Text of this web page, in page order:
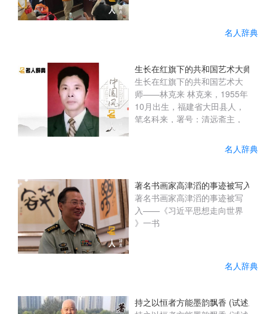
迢来到会理县残联开展爱心助
式。在会理县残联的倡议支持
下，通过对接四川爱溢达飞洪
健康管理有限公司、成都青年
领秀企业管理咨询有限公司
后，两家企业积极响应为县残
名人辞典
生长在红旗下的共和国艺术大师
生长在红旗下的共和国艺术大
师——林克来 林克来，1955年
10月出生，福建省大田县人，
笔名科来，署号：清远斋主，
书协终身理事，中国(ZGSH
201904402) 当代著名书画
师。 原中国文化部文化市场发
展中心特聘书画家，中国艺术
学院特聘教授、博士生导师。
中国文化部文化艺术名誉顾
名人辞典
著名书画家高津滔的事迹被写入
著名书画家高津滔的事迹被写
入——《习近平思想走向世界
》一书
名人辞典
持之以恒者方能墨韵飘香 (试述王